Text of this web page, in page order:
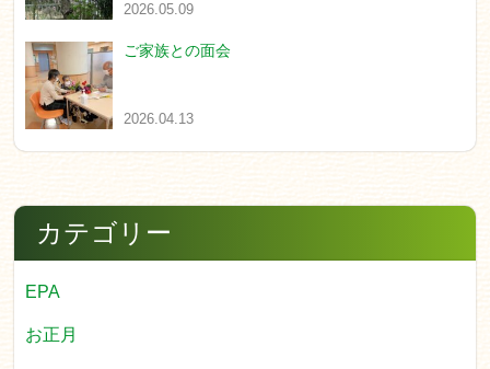
2026.05.09
ご家族との面会
2026.04.13
カテゴリー
EPA
お正月